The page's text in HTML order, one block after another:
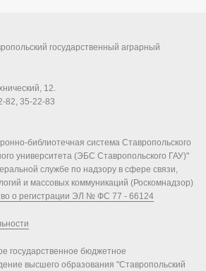
государственный аграрный
12.
82, 35-22-83
библиотечная система Ставропольского
университета (ЭБС Ставропольского ГАУ)"
службе по надзору в сфере связи,
и массовых коммуникаций (Роскомнадзор)
о регистрации ЭЛ № ФС 77 - 66124
государственное бюджетное
высшего образования "Ставропольский